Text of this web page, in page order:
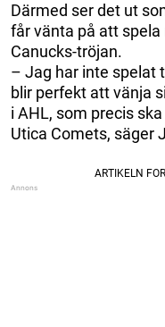
Därmed ser det ut
får vänta på att
Canucks-tröjan.
– Jag har inte spelat
blir perfekt att vänja
i AHL, som precis
Utica Comets, säger